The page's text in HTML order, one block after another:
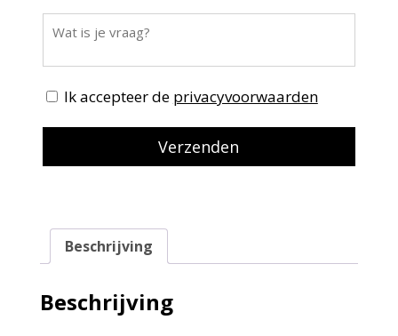
Ik accepteer de privacyvoorwaarden
Beschrijving
Beschrijving